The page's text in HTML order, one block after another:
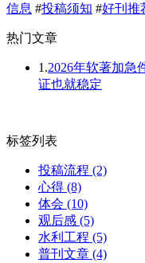
信息 #投稿须知 #好刊推
热门文章
1.2026年软著加急
证也就稳定
标签列表
投稿流程 (2)
心得 (8)
体会 (10)
观后感 (5)
水利工程 (5)
普刊文章 (4)